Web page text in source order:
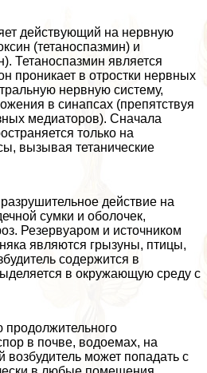
действующий на нервную
(тетаноспазмин) и
Тетаноспазмин является
проникает в отростки нервных
нервную систему,
в синапсах (препятствуя
медиаторов). Сначала
только на
вызывая тетанические
действие на
сумки и оболочек,
Резервуаром и источником
являются грызуны, птицы,
содержится в
в окружающую среду с
продолжительного
в почве, водоемах, на
возбудитель может попадать с